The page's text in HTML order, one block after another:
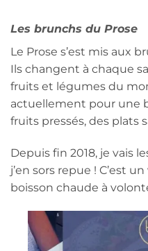
Les brunchs du Prose
Le Prose s’est mis aux
Ils changent à chaque
fruits et légumes du
actuellement pour une
fruits pressés, des plats
Depuis fin 2018, je vais
j’en sors repue ! C’est
boisson chaude à